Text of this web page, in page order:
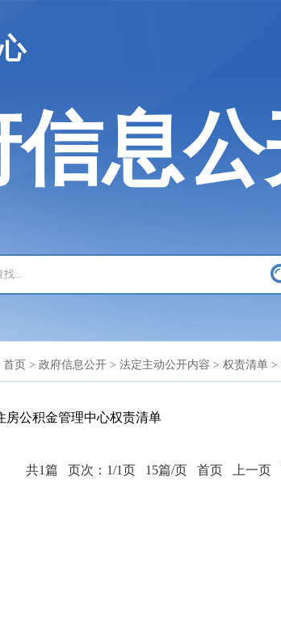
信息
首页 > 政府信息公开 > 法定主动公开内容 > 权责清单 >
房公积金管理中心权责清单
共1篇 页次：1/1页 15篇/页 首页 上一页